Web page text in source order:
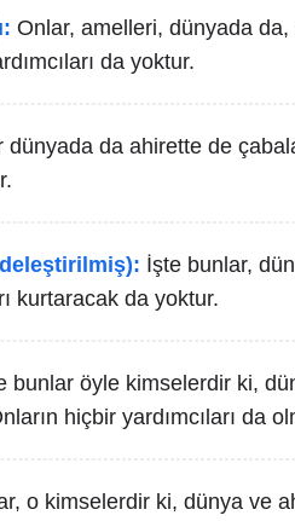
Onlar, amelleri, dünyada
da yoktur.
dünyada da ahirette de
İşte bunlar,
kurtaracak da yoktur.
bunlar öyle kimselerdir ki,
hiçbir yardımcıları da
o kimselerdir ki, dünya ve